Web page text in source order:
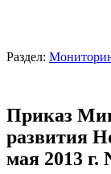
Раздел:
Приказ
развития
мая 2013 г.